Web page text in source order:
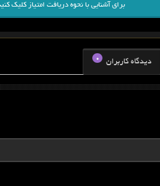
برای آشنایی با نحوه دریافت امتیاز کلیک
0 دیدگاه کاربران